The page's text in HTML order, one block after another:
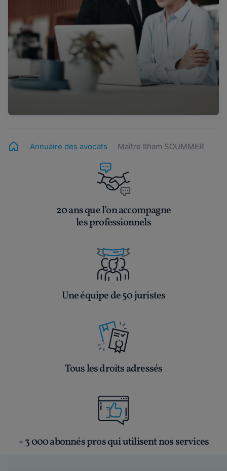
Annuaire des avocats Maître Ilham SOUMMER
20 ans que l’on accompagne
les professionnels
Une équipe de 50 juristes
Tous les droits adressés
+ 3 000 abonnés pros qui utilisent nos services